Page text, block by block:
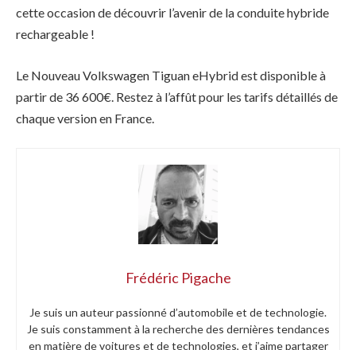
cette occasion de découvrir l’avenir de la conduite hybride
rechargeable !
Le Nouveau Volkswagen Tiguan eHybrid est disponible à
partir de 36 600€. Restez à l’affût pour les tarifs détaillés de
chaque version en France.
Frédéric Pigache
Je suis un auteur passionné d’automobile et de technologie.
Je suis constamment à la recherche des dernières tendances
en matière de voitures et de technologies, et j’aime partager